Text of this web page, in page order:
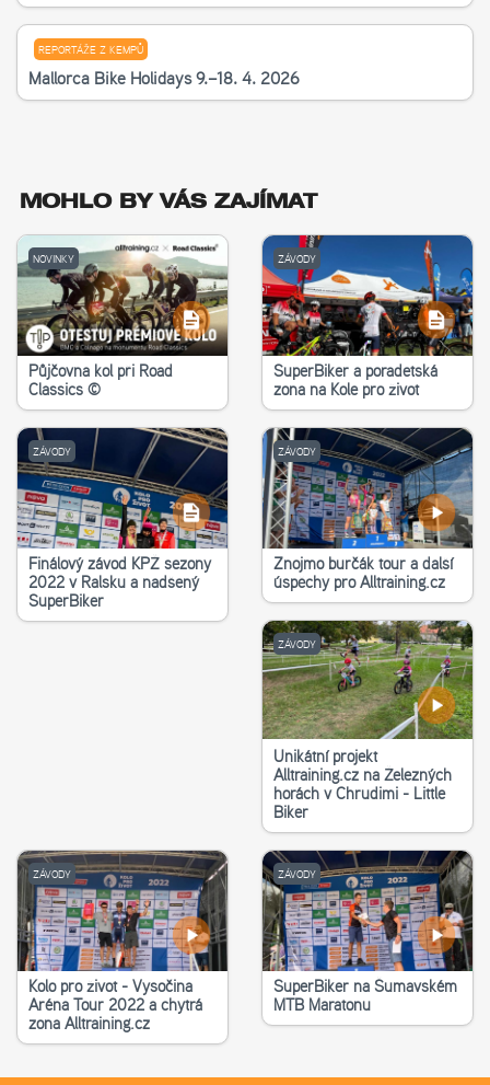
REPORTÁŽE Z KEMPŮ
Mallorca Bike Holidays 9.–18. 4. 2026
MOHLO BY VÁS ZAJÍMAT
NOVINKY
Půjčovna kol při Road
Classics ©
ZÁVODY
SuperBiker a poradetská
zona na Kole pro život
ZÁVODY
Finálový závod KPŽ sezony
2022 v Ralsku a nadšený
SuperBiker
ZÁVODY
Znojmo burčák tour a další
úspěchy pro Alltraining.cz
ZÁVODY
Unikátní projekt
Alltraining.cz na Železných
horách v Chrudimi - Little
Biker
ZÁVODY
Kolo pro život - Vysočina
Aréna Tour 2022 a chytrá
zona Alltraining.cz
ZÁVODY
SuperBiker na Šumavském
MTB Maratonu